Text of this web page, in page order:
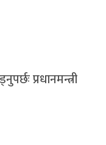
प्रधानमन्त्री